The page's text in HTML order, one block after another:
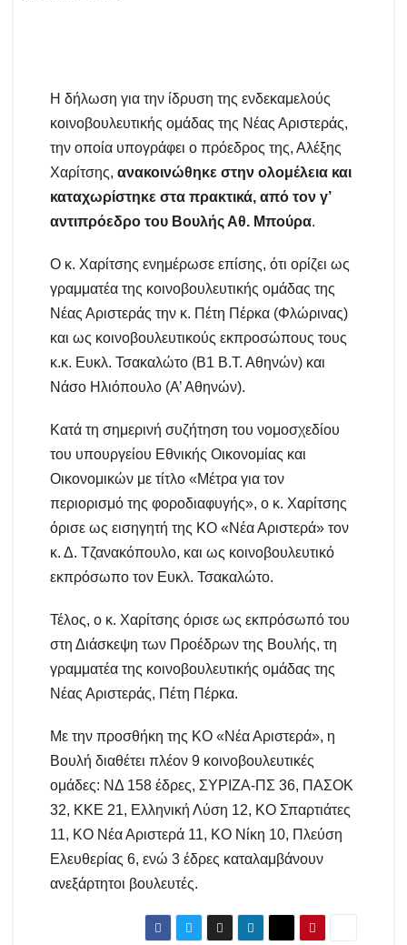
Η δήλωση για την ίδρυση της ενδεκαμελούς
κοινοβουλευτικής ομάδας της Νέας Αριστεράς,
την οποία υπογράφει ο πρόεδρος της, Αλέξης
Χαρίτσης, ανακοινώθηκε στην ολομέλεια και
καταχωρίστηκε στα πρακτικά, από τον γ’
αντιπρόεδρο του Βουλής Αθ. Μπούρα.
Ο κ. Χαρίτσης ενημέρωσε επίσης, ότι ορίζει ως
γραμματέα της κοινοβουλευτικής ομάδας της
Νέας Αριστεράς την κ. Πέτη Πέρκα (Φλώρινας)
και ως κοινοβουλευτικούς εκπροσώπους τους
κ.κ. Ευκλ. Τσακαλώτο (Β1 Β.Τ. Αθηνών) και
Νάσο Ηλιόπουλο (Α’ Αθηνών).
Κατά τη σημερινή συζήτηση του νομοσχεδίου
του υπουργείου Εθνικής Οικονομίας και
Οικονομικών με τίτλο «Μέτρα για τον
περιορισμό της φοροδιαφυγής», ο κ. Χαρίτσης
όρισε ως εισηγητή της ΚΟ «Νέα Αριστερά» τον
κ. Δ. Τζανακόπουλο, και ως κοινοβουλευτικό
εκπρόσωπο τον Ευκλ. Τσακαλώτο.
Τέλος, ο κ. Χαρίτσης όρισε ως εκπρόσωπό του
στη Διάσκεψη των Προέδρων της Βουλής, τη
γραμματέα της κοινοβουλευτικής ομάδας της
Νέας Αριστεράς, Πέτη Πέρκα.
Με την προσθήκη της ΚΟ «Νέα Αριστερά», η
Βουλή διαθέτει πλέον 9 κοινοβουλευτικές
ομάδες: ΝΔ 158 έδρες, ΣΥΡΙΖΑ-ΠΣ 36, ΠΑΣΟΚ
32, ΚΚΕ 21, Ελληνική Λύση 12, ΚΟ Σπαρτιάτες
11, ΚΟ Νέα Αριστερά 11, ΚΟ Νίκη 10, Πλεύση
Ελευθερίας 6, ενώ 3 έδρες καταλαμβάνουν
ανεξάρτητοι βουλευτές.